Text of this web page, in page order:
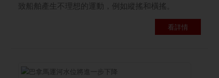
致船舶產生不理想的運動，例如縱搖和橫搖。
看詳情